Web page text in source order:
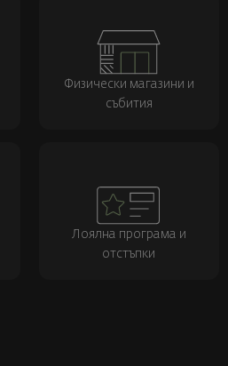
Физически магазини и
събития
Лоялна програма и
отстъпки